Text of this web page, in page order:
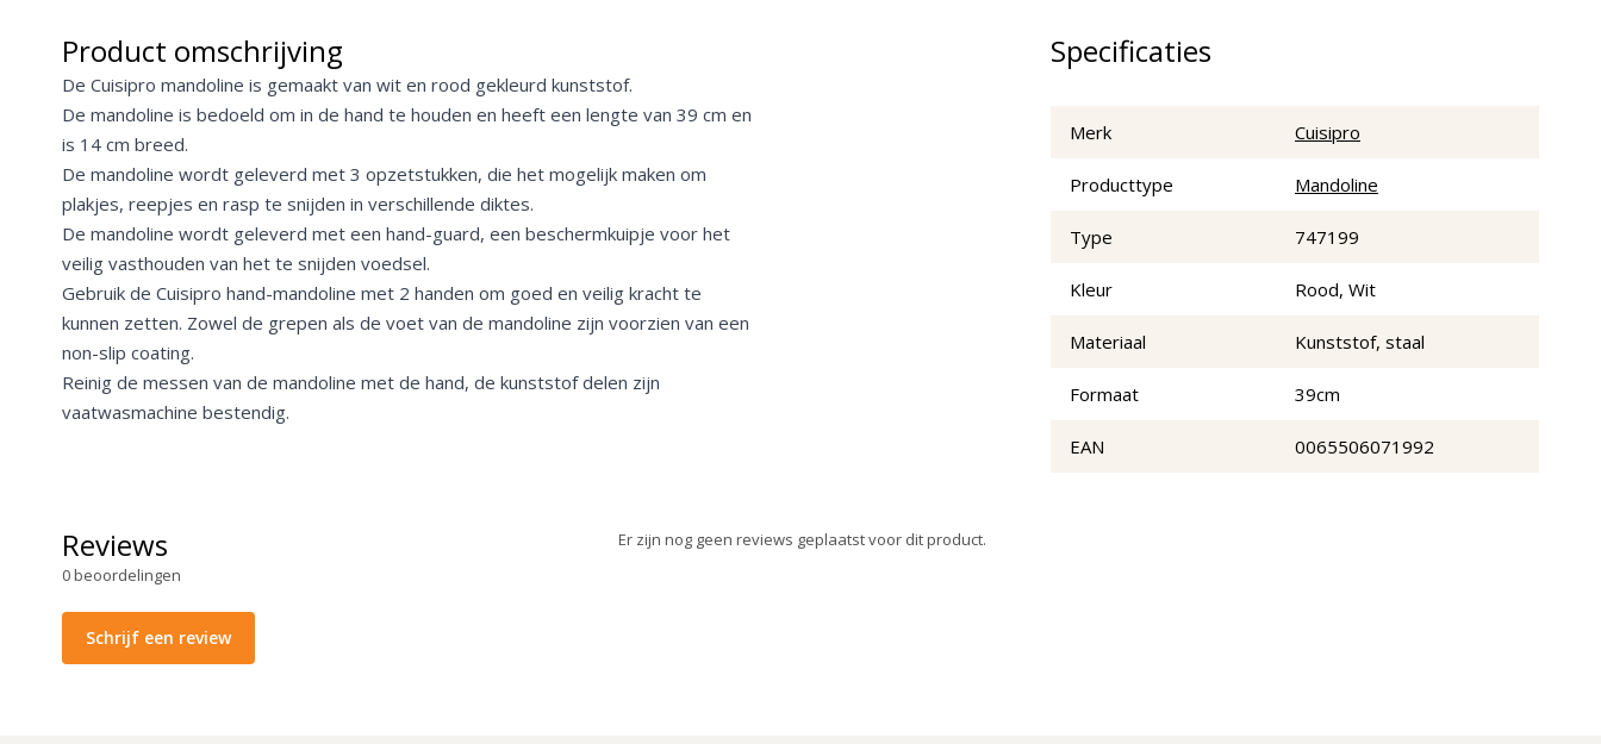
Product omschrijving
De Cuisipro mandoline is gemaakt van wit en rood gekleurd kunststof.
De mandoline is bedoeld om in de hand te houden en heeft een lengte van 39 cm en
is 14 cm breed.
De mandoline wordt geleverd met 3 opzetstukken, die het mogelijk maken om
plakjes, reepjes en rasp te snijden in verschillende diktes.
De mandoline wordt geleverd met een hand-guard, een beschermkuipje voor het
veilig vasthouden van het te snijden voedsel.
Gebruik de Cuisipro hand-mandoline met 2 handen om goed en veilig kracht te
kunnen zetten. Zowel de grepen als de voet van de mandoline zijn voorzien van een
non-slip coating.
Reinig de messen van de mandoline met de hand, de kunststof delen zijn
vaatwasmachine bestendig.
Specificaties
Merk Cuisipro
Producttype Mandoline
Type 747199
Kleur Rood, Wit
Materiaal Kunststof, staal
Formaat 39cm
EAN 0065506071992
Reviews
0beoordelingen
Schrijf een review
Er zijn nog geen reviews geplaatst voor dit product.